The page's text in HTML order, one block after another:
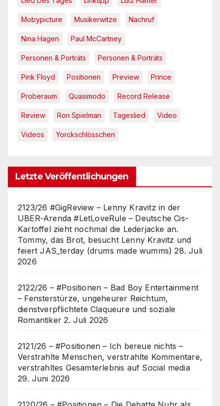
Mobypicture Musikerwitze Nachruf
Nina Hagen Paul McCartney
Personen & Porträts Personen & Porträts
Pink Floyd Positionen Preview Prince
Proberaum Quasimodo Record Release
Review Ron Spielman Tageslied Video
Videos Yorckschlösschen
Letzte Veröffentlichungen
2123/26 #GigReview – Lenny Kravitz in der
UBER-Arenda #LetLoveRule – Deutsche Cis-
Kartoffel zieht nochmal die Lederjacke an.
Tommy, das Brot, besucht Lenny Kravitz und
feiert JAS_terday (drums made wumms) 28. Juli
2026
2122/26 – #Positionen – Bad Boy Entertainment
– Fensterstürze, ungeheurer Reichtum,
dienstverpflichtete Claqueure und soziale
Romantiker 2. Juli 2026
2121/26 – #Positionen – Ich bereue nichts –
Verstrahlte Menschen, verstrahlte Kommentare,
verstrahltes Gesamterlebnis auf Social media
29. Juni 2026